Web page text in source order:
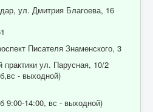
ул. Дмитрия Благоева, 16
Писателя Знаменского, 3
ул. Парусная, 10/2
- выходной)
9:00-14:00, вс - выходной)